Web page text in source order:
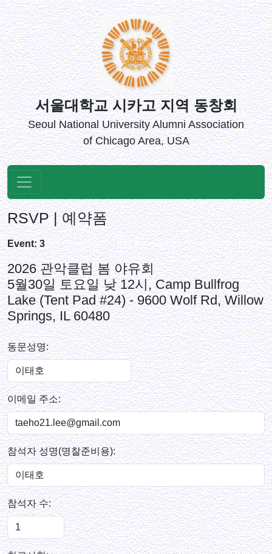
서울대학교 시카고 지역 동창회
Seoul National University Alumni Association
of Chicago Area, USA
RSVP | 예약폼
Event: 3
2026 관악클럽 봄 야유회
5월30일 토요일 낮 12시, Camp Bullfrog
Lake (Tent Pad #24) - 9600 Wolf Rd, Willow
Springs, IL 60480
동문성명:
이메일 주소:
참석자 성명(명찰준비용):
참석자 수: